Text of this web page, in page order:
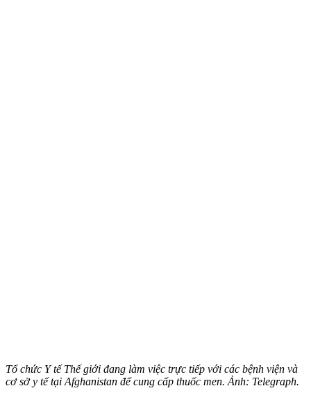
Tổ chức Y tế Thế giới đang làm việc trực tiếp với các bệnh viện và
cơ sở y tế tại Afghanistan để cung cấp thuốc men. Ảnh: Telegraph.